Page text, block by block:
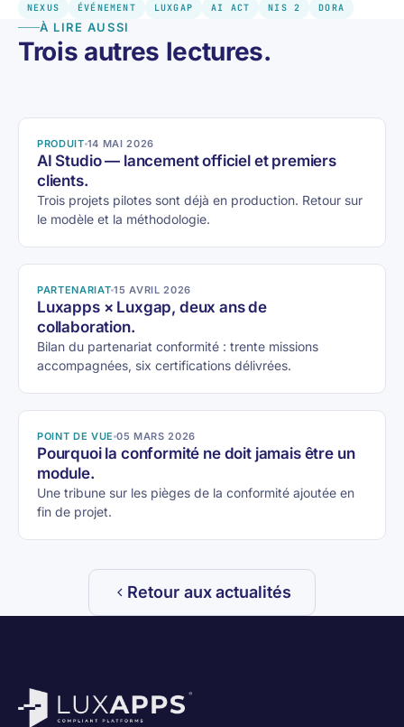
NEXUS ÉVÉNEMENT LUXGAP AI ACT NIS 2 DORA
À LIRE AUSSI
Trois autres lectures.
PRODUIT 14 MAI 2026
AI Studio — lancement officiel et premiers
clients.
Trois projets pilotes sont déjà en production. Retour sur
le modèle et la méthodologie.
PARTENARIAT 15 AVRIL 2026
Luxapps × Luxgap, deux ans de
collaboration.
Bilan du partenariat conformité : trente missions
accompagnées, six certifications délivrées.
POINT DE VUE 05 MARS 2026
Pourquoi la conformité ne doit jamais être un
module.
Une tribune sur les pièges de la conformité ajoutée en
fin de projet.
Retour aux actualités